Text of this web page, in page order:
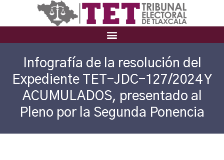
Infografía de la resolución del
Expediente TET-JDC-127/2024 Y
ACUMULADOS, presentado al
Pleno por la Segunda Ponencia